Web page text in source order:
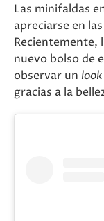
Las minifaldas
apreciarse en
Recientemente,
nuevo bolso de
observar un look
gracias a la